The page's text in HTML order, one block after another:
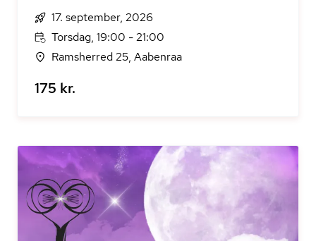
17. september, 2026
Torsdag, 19:00 - 21:00
Ramsherred 25, Aabenraa
175 kr.